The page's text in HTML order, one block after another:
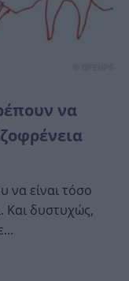
να
να είναι τόσο
Και δυστυχώς,